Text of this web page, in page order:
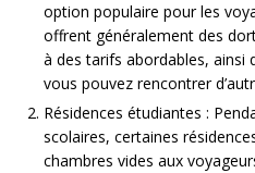
option populaire pour les
offrent généralement des
à des tarifs abordables, ainsi
vous pouvez rencontrer
Résidences étudiantes :
scolaires, certaines
chambres vides aux